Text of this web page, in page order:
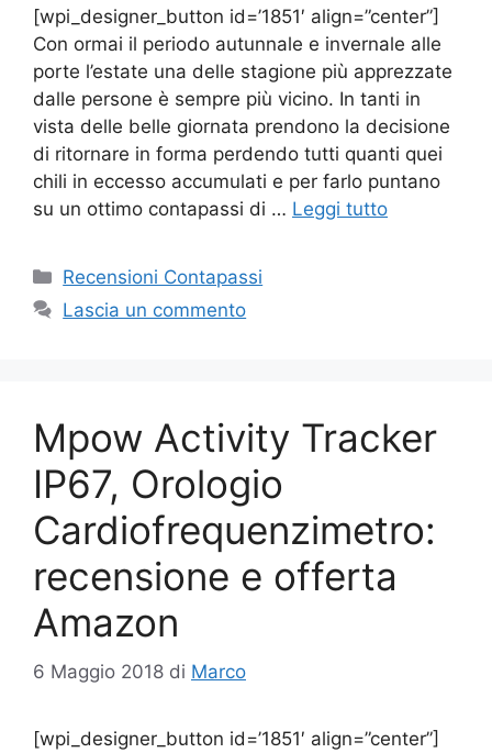
[wpi_designer_button id=’1851′ align=”center”]
Con ormai il periodo autunnale e invernale alle
porte l’estate una delle stagione più apprezzate
dalle persone è sempre più vicino. In tanti in
vista delle belle giornata prendono la decisione
di ritornare in forma perdendo tutti quanti quei
chili in eccesso accumulati e per farlo puntano
su un ottimo contapassi di … Leggi tutto
Categorie
Recensioni Contapassi
Lascia un commento
Mpow Activity Tracker
IP67, Orologio
Cardiofrequenzimetro:
recensione e offerta
Amazon
6 Maggio 2018 di Marco
[wpi_designer_button id=’1851′ align=”center”]